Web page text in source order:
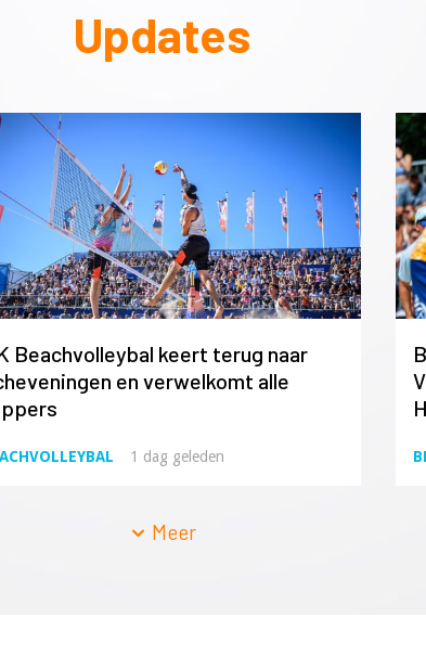
Updates
Beachvolleybal keert terug naar
en verwelkomt alle
1 dag geleden
Meer